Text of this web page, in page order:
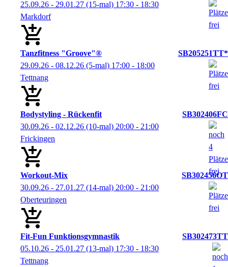
25.09.26 - 29.01.27 (15-mal) 17:30 - 18:30
Markdorf
Tanzfitness "Groove"®
SB205251TT*
29.09.26 - 08.12.26 (5-mal) 17:00 - 18:00
Tettnang
Bodystyling - Rückenfit
SB302406FC
30.09.26 - 02.12.26 (10-mal) 20:00 - 21:00
Frickingen
Workout-Mix
SB302456OT
30.09.26 - 27.01.27 (14-mal) 20:00 - 21:00
Oberteuringen
Fit-Fun Funktionsgymnastik
SB302473TT
05.10.26 - 25.01.27 (13-mal) 17:30 - 18:30
Tettnang